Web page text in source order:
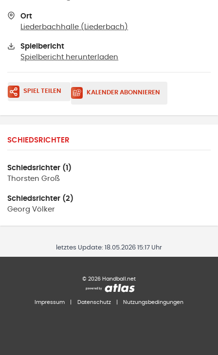
Ort
Liederbachhalle ( Liederbach )
Spielbericht
Spielbericht herunterladen
SPIEL TEILEN KALENDER ABONNIEREN
SCHIEDSRICHTER
Schiedsrichter (1)
Thorsten Groß
Schiedsrichter (2)
Georg Völker
letztes Update: 18.05.2026 15:17 Uhr
© 2026 Handball.net
Impressum Datenschutz Nutzungsbedingungen